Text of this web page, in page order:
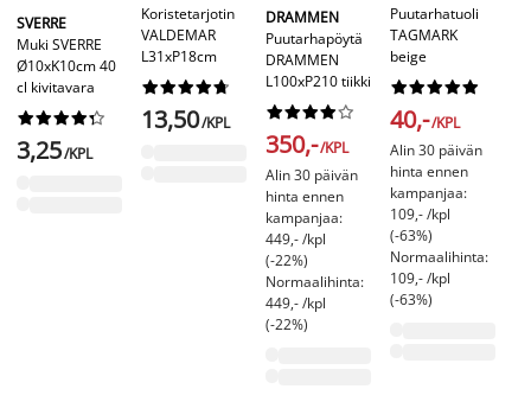
SVERRE
Muki SVERRE
Ø10xK10cm 40
cl kivitavara






3,25/KPL
Koristetarjotin
VALDEMAR
L31xP18cm






13,50/KPL
DRAMMEN
Puutarhapöytä
DRAMMEN
L100xP210 tiikki






350,-/KPL
Alin 30 päivän
hinta ennen
kampanjaa:
449,- /kpl
(-22%)
Normaalihinta:
449,- /kpl
(-22%)
Puutarhatuoli
TAGMARK
beige






40,-/KPL
Alin 30 päivän
hinta ennen
kampanjaa:
109,- /kpl
(-63%)
Normaalihinta:
109,- /kpl
(-63%)